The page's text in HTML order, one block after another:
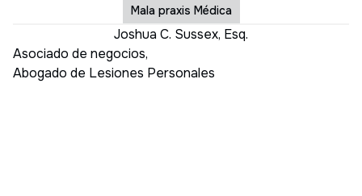
Mala praxis Médica
Joshua C. Sussex, Esq.
Asociado de negocios,
Abogado de Lesiones Personales